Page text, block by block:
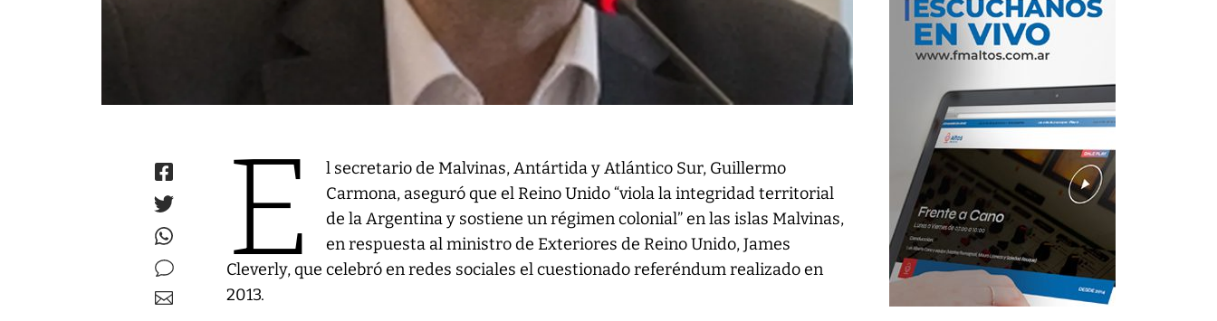
E
l secretario de Malvinas, Antártida y Atlántico Sur, Guillermo
Carmona, aseguró que el Reino Unido “viola la integridad territorial
de la Argentina y sostiene un régimen colonial” en las islas Malvinas,
en respuesta al ministro de Exteriores de Reino Unido, James
Cleverly, que celebró en redes sociales el cuestionado referéndum realizado en
2013.